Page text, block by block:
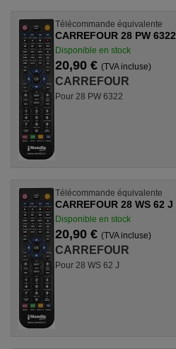
Télécommande équivalente
CARREFOUR 28 PW 6322
Disponible en stock
20,90 € (TVA incluse)
CARREFOUR
Pour 28 PW 6322
Télécommande équivalente
CARREFOUR 28 WS 62 J
Disponible en stock
20,90 € (TVA incluse)
CARREFOUR
Pour 28 WS 62 J